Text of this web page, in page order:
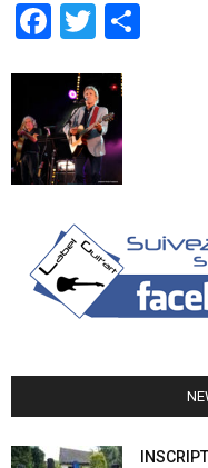
Facebook
Twitter